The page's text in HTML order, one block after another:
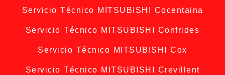
Servicio Técnico MITSUBISHI Cocentaina
Servicio Técnico MITSUBISHI Confrides
Servicio Técnico MITSUBISHI Cox
Servicio Técnico MITSUBISHI Crevillent